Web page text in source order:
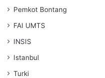
Pemkot Bontang
FAI UMTS
INSIS
Istanbul
Turki